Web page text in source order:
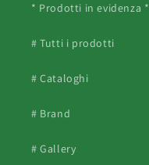
* Prodotti in evidenza *
# Tutti i prodotti
# Cataloghi
# Brand
# Gallery